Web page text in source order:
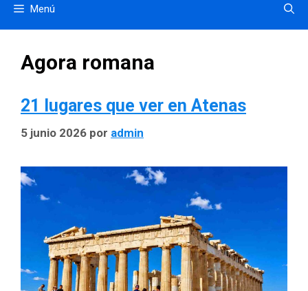
Menú
Agora romana
21 lugares que ver en Atenas
5 junio 2026 por admin